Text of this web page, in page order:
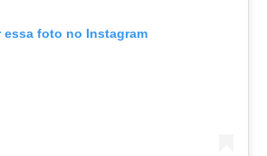
essa foto no Instagram